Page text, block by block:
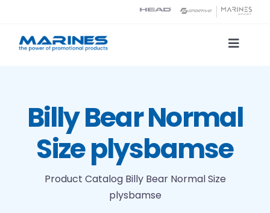
content
Toggle
Printing technologies
About us
Billy Bear Normal
Size plysbamse
Product Catalog Billy Bear Normal Size
plysbamse